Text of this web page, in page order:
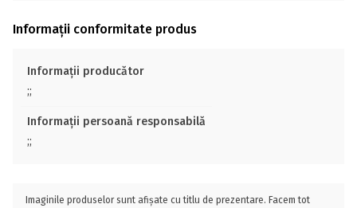
Informații conformitate produs
Informații producător
;;
Informații persoană responsabilă
;;
Imaginile produselor sunt afișate cu titlu de prezentare. Facem tot